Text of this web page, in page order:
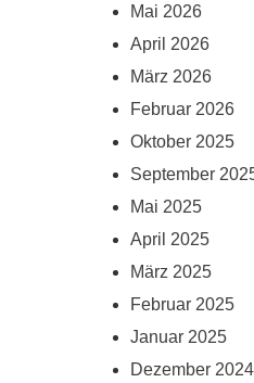
Mai 2026
April 2026
März 2026
Februar 2026
Oktober 2025
September
Mai 2025
April 2025
März 2025
Februar 2025
Januar 2025
Dezember 2024